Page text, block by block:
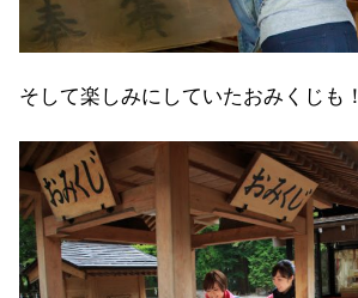
そして楽しみにしていたおみくじも！